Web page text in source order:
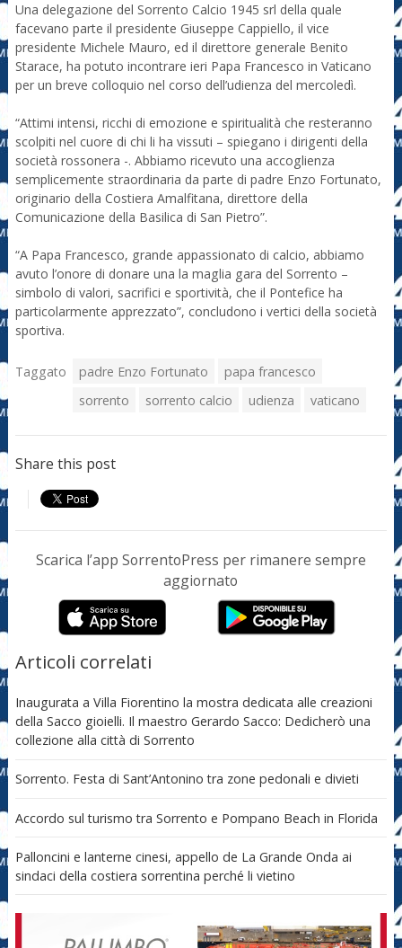
Una delegazione del Sorrento Calcio 1945 srl della quale
facevano parte il presidente Giuseppe Cappiello, il vice
presidente Michele Mauro, ed il direttore generale Benito
Starace, ha potuto incontrare ieri Papa Francesco in Vaticano
per un breve colloquio nel corso dell’udienza del mercoledì.
“Attimi intensi, ricchi di emozione e spiritualità che resteranno
scolpiti nel cuore di chi li ha vissuti – spiegano i dirigenti della
società rossonera -. Abbiamo ricevuto una accoglienza
semplicemente straordinaria da parte di padre Enzo Fortunato,
originario della Costiera Amalfitana, direttore della
Comunicazione della Basilica di San Pietro”.
“A Papa Francesco, grande appassionato di calcio, abbiamo
avuto l’onore di donare una la maglia gara del Sorrento –
simbolo di valori, sacrifici e sportività, che il Pontefice ha
particolarmente apprezzato”, concludono i vertici della società
sportiva.
Taggato padre Enzo Fortunato
papa francesco
sorrento
sorrento calcio udienza vaticano
Share this post
Scarica l’app SorrentoPress per rimanere sempre
aggiornato
Articoli correlati
Inaugurata a Villa Fiorentino la mostra dedicata alle creazioni
della Sacco gioielli. Il maestro Gerardo Sacco: Dedicherò una
collezione alla città di Sorrento
Sorrento. Festa di Sant’Antonino tra zone pedonali e divieti
Accordo sul turismo tra Sorrento e Pompano Beach in Florida
Palloncini e lanterne cinesi, appello de La Grande Onda ai
sindaci della costiera sorrentina perché li vietino